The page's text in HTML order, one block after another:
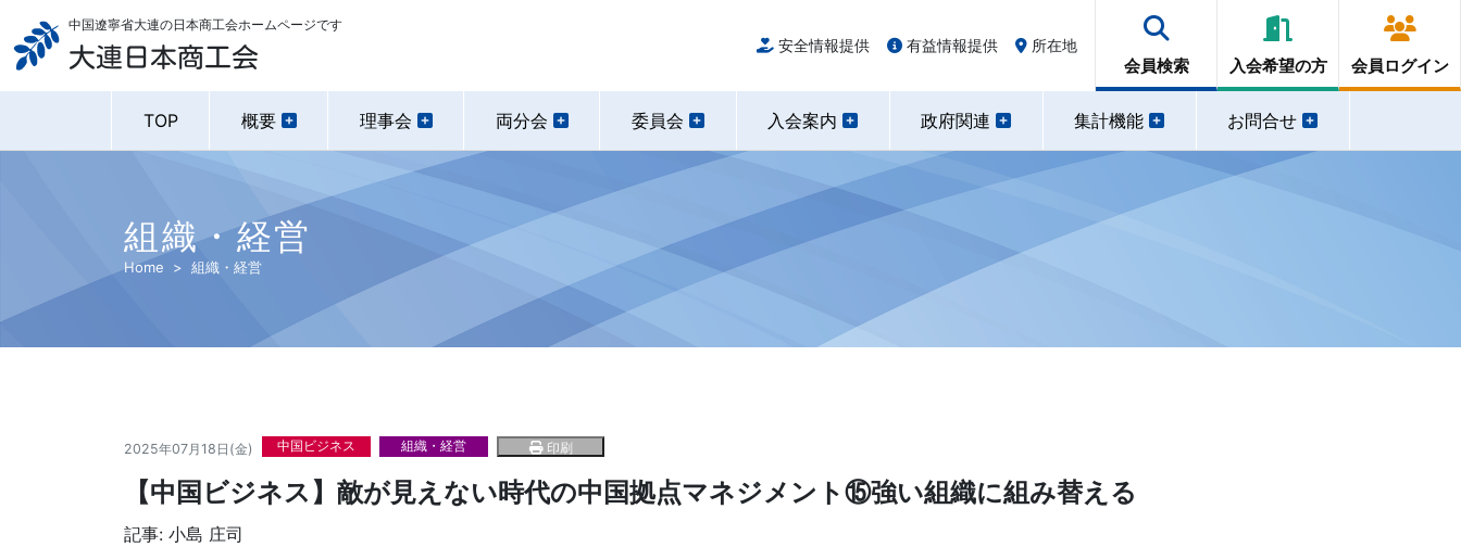
大連日本商工会
中国遼寧省大連の日本商工会ホームページです
安全情報提供 有益情報提供 所在地
会員検索 入会希望の方 会員ログイン
TOP 概要 理事会 両分会 委員会 入会案内 政府関連 集計機能 お問合せ
組織・経営
Home 組織・経営
2025年07月18日(金) 中国ビジネス 組織・経営 印刷
【中国ビジネス】敵が見えない時代の中国拠点マネジメント⑮強い組織に組み替える
記事: 小島 庄司